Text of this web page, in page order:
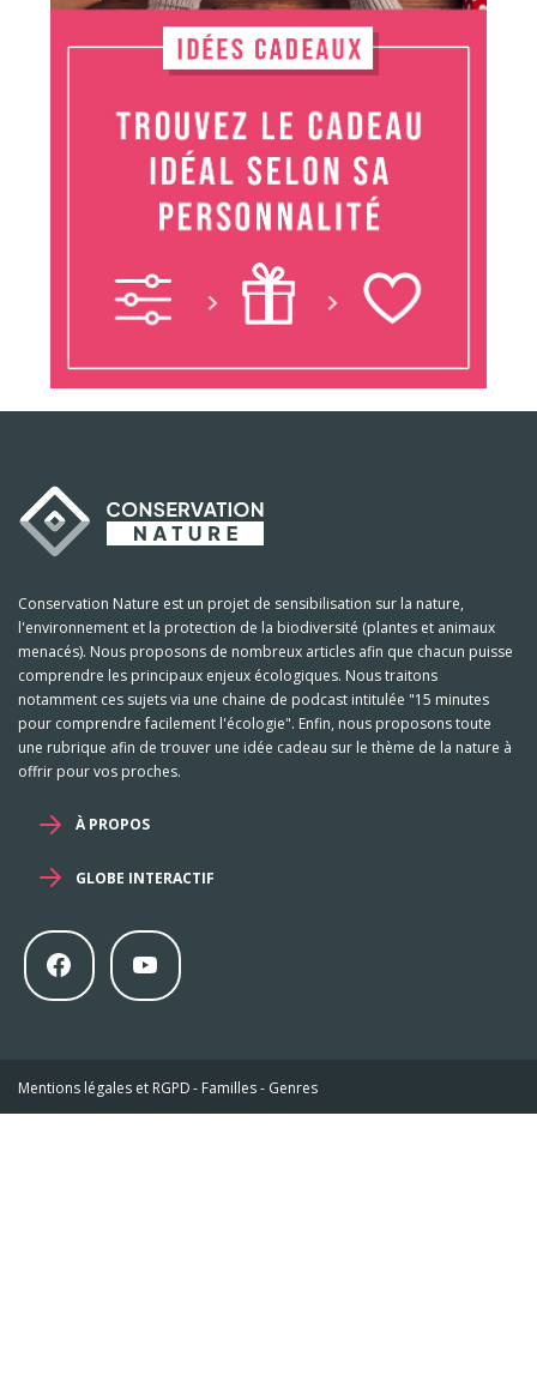
Conservation Nature est un projet de sensibilisation sur la nature,
l'environnement et la protection de la biodiversité (plantes et animaux
menacés). Nous proposons de nombreux articles afin que chacun puisse
comprendre les principaux enjeux écologiques. Nous traitons
notamment ces sujets via une chaine de podcast intitulée "15 minutes
pour comprendre facilement l'écologie". Enfin, nous proposons toute
une rubrique afin de trouver une idée cadeau sur le thème de la nature à
offrir pour vos proches.
À PROPOS
GLOBE INTERACTIF
Mentions légales et RGPD- Familles- Genres